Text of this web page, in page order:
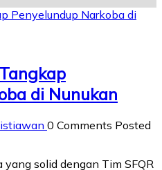
di Nunukan
0 Comments Posted
yang solid dengan Tim SFQR